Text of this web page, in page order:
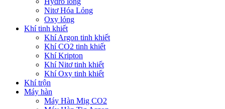
Nitơ Hóa Lỏng
Oxy lỏng
Khí tinh khiết
Khí Argon tinh khiết
Khí CO2 tinh khiết
Khí Kripton
Khí Nitơ tinh khiết
Khí Oxy tinh khiết
Khí trộn
Máy hàn
Máy Hàn Mig CO2